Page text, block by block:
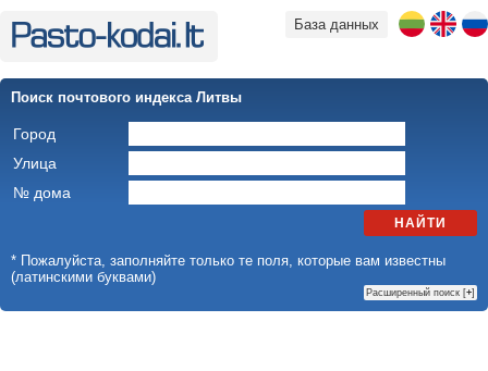
База данных
Поиск почтового индекса Литвы
Город
Улица
№ дома
НАЙТИ
* Пожалуйста, заполняйте только те поля, которые вам известны
(латинскими буквами)
Расширенный поиск [+]